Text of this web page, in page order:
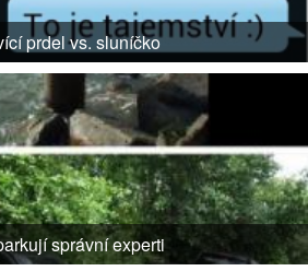
prdel vs. sluníčko
správní experti